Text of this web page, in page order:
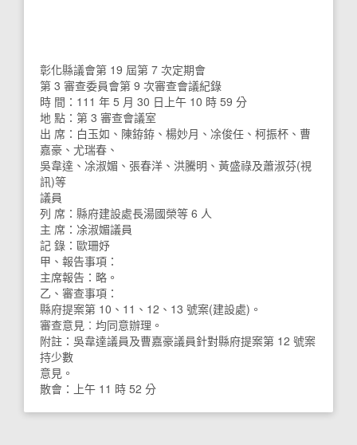
彰化縣議會第 19 屆第 7 次定期會
第 3 審查委員會第 9 次審查會議紀錄
時 間：111 年 5 月 30 日上午 10 時 59 分
地 點：第 3 審查會議室
出 席：白玉如、陳銌銌、楊妙月、凃俊任、柯振杯、曹
嘉豪、尤瑞春、
吳韋達、凃淑媚、張春洋、洪騰明、黃盛祿及蕭淑芬(視
訊)等
議員
列 席：縣府建設處長湯國榮等 6 人
主 席：凃淑媚議員
記 錄：歐珊妤
甲、報告事項：
主席報告：略。
乙、審查事項：
縣府提案第 10、11、12、13 號案(建設處)。
審查意見︰均同意辦理。
附註：吳韋達議員及曹嘉豪議員針對縣府提案第 12 號案
持少數
意見。
散會：上午 11 時 52 分